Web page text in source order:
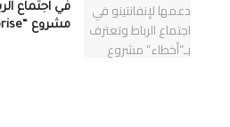
في اجتماع
مشروع “FIFA Forward Enterprise”